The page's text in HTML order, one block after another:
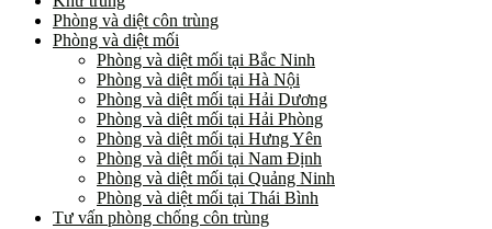
Phòng và diệt côn trùng
Phòng và diệt mối
Phòng và diệt mối tại Bắc Ninh
Phòng và diệt mối tại Hà Nội
Phòng và diệt mối tại Hải Dương
Phòng và diệt mối tại Hải Phòng
Phòng và diệt mối tại Hưng Yên
Phòng và diệt mối tại Nam Định
Phòng và diệt mối tại Quảng Ninh
Phòng và diệt mối tại Thái Bình
Tư vấn phòng chống côn trùng